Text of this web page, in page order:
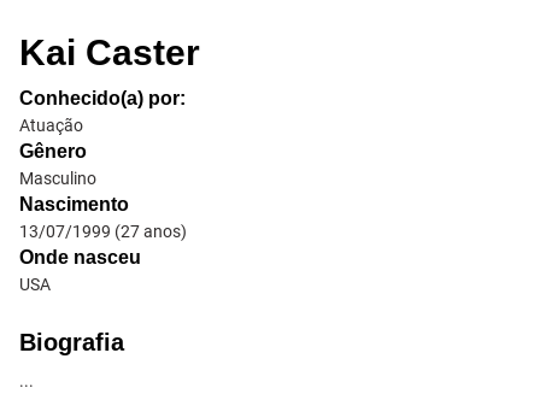
Kai Caster
Conhecido(a) por:
Atuação
Gênero
Masculino
Nascimento
13/07/1999 (27anos)
Onde nasceu
USA
Biografia
...